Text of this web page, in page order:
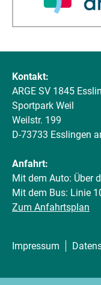
Kontakt:
ARGE SV 1845
Sportpark Weil
Weilstr. 199
D-73733 Esslingen
Anfahrt:
Mit dem Auto: Über
Mit dem Bus: Linie
Zum Anfahrtsplan
Impressum